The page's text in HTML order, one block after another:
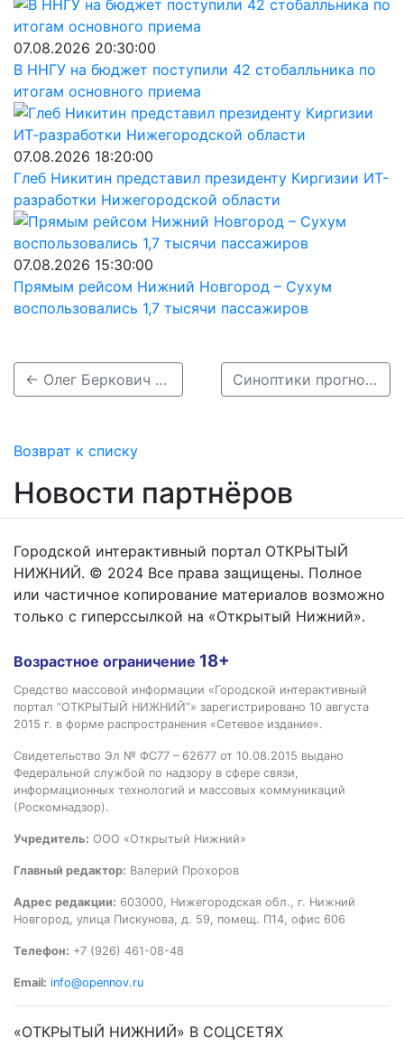
07.08.2026 20:30:00
В ННГУ на бюджет поступили 42 стобалльника по
итогам основного приема
07.08.2026 18:20:00
Глеб Никитин представил президенту Киргизии ИТ-
разработки Нижегородской области
07.08.2026 15:30:00
Прямым рейсом Нижний Новгород – Сухум
воспользовались 1,7 тысячи пассажиров
← Олег Беркович проверил мем о сходстве Нижнего Новгорода с Белградом Синоптики прогнозируют пасмурную и дождливую погоду в Нижнем Новгороде 19 июня →
Возврат к списку
Новости партнёров
Городской интерактивный портал ОТКРЫТЫЙ
НИЖНИЙ. © 2024 Все права защищены. Полное
или частичное копирование материалов возможно
только с гиперссылкой на «Открытый Нижний».
Возрастное ограничение 18+
Средство массовой информации «Городской интерактивный
портал “ОТКРЫТЫЙ НИЖНИЙ”» зарегистрировано 10 августа
2015 г. в форме распространения «Сетевое издание».
Свидетельство Эл № ФС77 – 62677 от 10.08.2015 выдано
Федеральной службой по надзору в сфере связи,
информационных технологий и массовых коммуникаций
(Роскомнадзор).
Учредитель: ООО «Открытый Нижний»
Главный редактор: Валерий Прохоров
Адрес редакции: 603000, Нижегородская обл., г. Нижний
Новгород, улица Пискунова, д. 59, помещ. П14, офис 606
Телефон: +7 (926) 461-08-48
Email: info@opennov.ru
«ОТКРЫТЫЙ НИЖНИЙ» В СОЦСЕТЯХ